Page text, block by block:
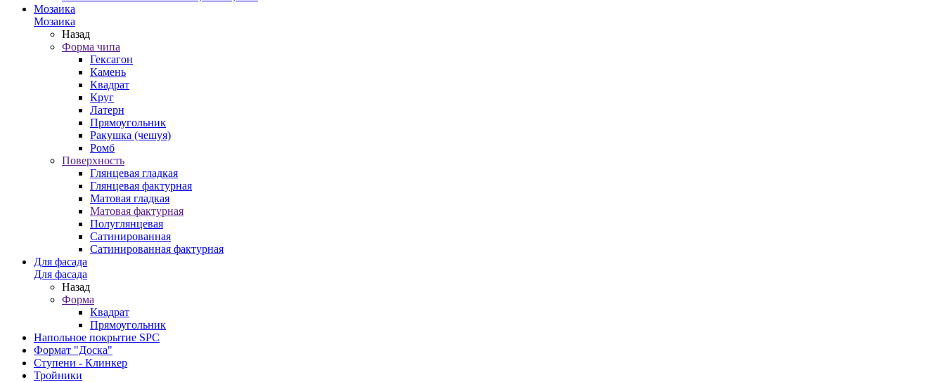
Мозаика
Мозаика
Назад
Форма чипа
Гексагон
Камень
Квадрат
Круг
Латерн
Прямоугольник
Ракушка (чешуя)
Ромб
Поверхность
Глянцевая гладкая
Глянцевая фактурная
Матовая гладкая
Матовая фактурная
Полуглянцевая
Сатинированная
Сатинированная фактурная
Для фасада
Для фасада
Назад
Форма
Квадрат
Прямоугольник
Напольное покрытие SPC
Формат "Доска"
Ступени - Клинкер
Тройники